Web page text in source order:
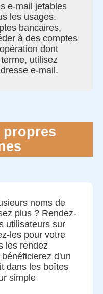
e-mail jetables
les usages.
bancaires,
à des comptes
dont
utilisez
e-mail.
propres
noms de
plus ? Rendez-
utilisateurs sur
les pour votre
les rendez
d'un
dans les boîtes
simple